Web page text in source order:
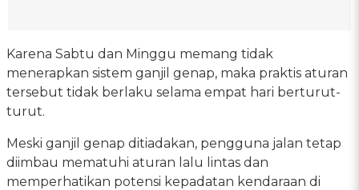
Karena Sabtu dan Minggu memang tidak
menerapkan sistem ganjil genap, maka praktis aturan
tersebut tidak berlaku selama empat hari berturut-
turut.
Meski ganjil genap ditiadakan, pengguna jalan tetap
diimbau mematuhi aturan lalu lintas dan
memperhatikan potensi kepadatan kendaraan di